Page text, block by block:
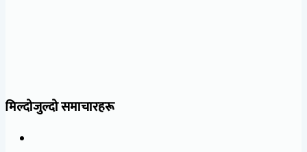
मिल्दोजुल्दो समाचारहरू